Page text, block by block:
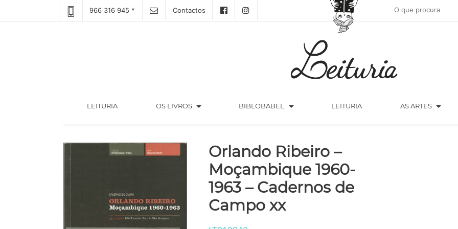
966 316 945 * Contactos
LEITURIA(CURRENT) OS LIVROS arrow_drop_down BIBLOBABEL arrow_drop_down LEITURIA AS ARTES arrow_drop_down
Orlando Ribeiro –
Moçambique 1960-
1963 – Cadernos de
Campo xx